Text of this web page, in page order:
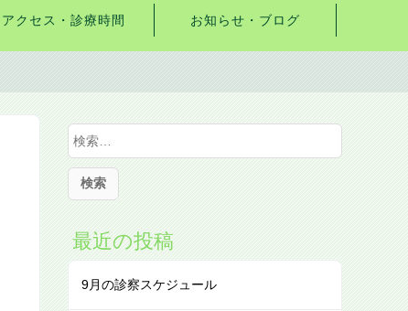
アクセス・診療時間 お知らせ・ブログ
検
索
:
最近の投稿
9月の診察スケジュール